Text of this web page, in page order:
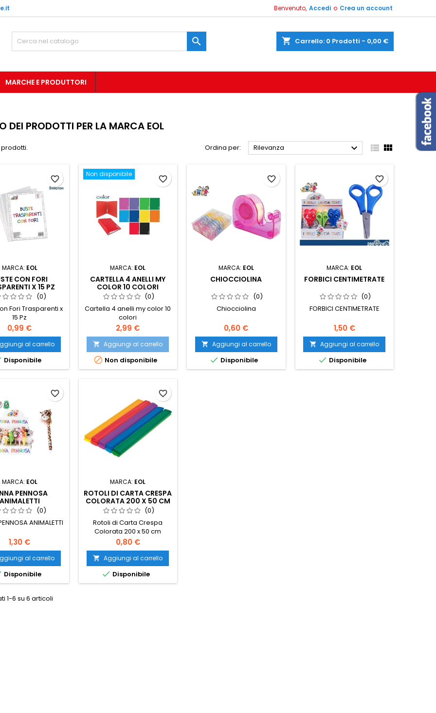
Benvenuto, Accedi o Crea un account
shopping_cart Carrello: 0 Prodotti - 0,00 €

MARCHE E PRODUTTORI
DEI PRODOTTI PER LA MARCA EOL
Ordina per: Rilevanza   
MARCA: EOL
CON FORI
X 15 PZ
(0)
Fori Trasparenti x
15 Pz
Prezzo
0,99 €
al carrello
Disponibile
favorite_border
Non disponibile
MARCA: EOL
CARTELLA 4 ANELLI MY
COLOR 10 COLORI
(0)
Cartella 4 anelli my color 10
colori
Prezzo
2,99 €
 Aggiungi al carrello
 Non disponibile
favorite_border
MARCA: EOL
CHIOCCIOLINA
(0)
Chiocciolina
Prezzo
0,60 €
 Aggiungi al carrello
 Disponibile
favorite_border
MARCA: EOL
FORBICI CENTIMETRATE
(0)
FORBICI CENTIMETRATE
Prezzo
1,50 €
 Aggiungi al carrello
 Disponibile
favorite_border
MARCA: EOL
PENNOSA
ANIMALETTI
(0)
ANIMALETTI
Prezzo
1,30 €
al carrello
Disponibile
favorite_border
MARCA: EOL
ROTOLI DI CARTA CRESPA
COLORATA 200 X 50 CM
(0)
Rotoli di Carta Crespa
Colorata 200 x 50 cm
Prezzo
0,80 €
 Aggiungi al carrello
 Disponibile
favorite_border
1-6 su 6 articoli